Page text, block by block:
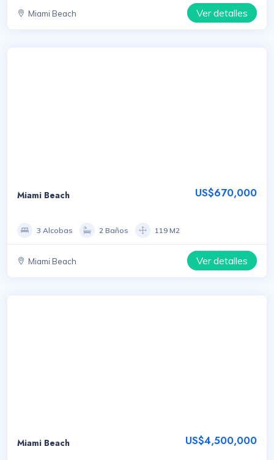
Miami Beach Ver detalles
Miami Beach US$670,000
3 Alcobas 2 Baños 119 M2
Miami Beach Ver detalles
Miami Beach US$4,500,000